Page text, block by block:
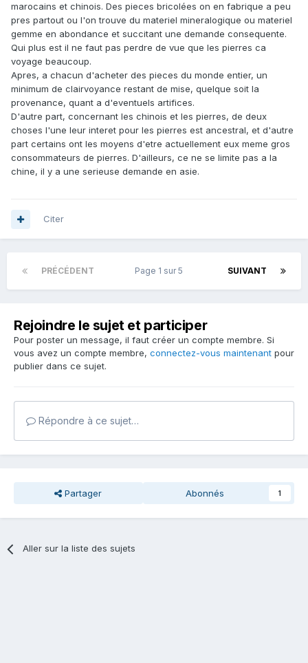
marocains et chinois. Des pieces bricolées on en fabrique a peu
pres partout ou l'on trouve du materiel mineralogique ou materiel
gemme en abondance et succitant une demande consequente.
Qui plus est il ne faut pas perdre de vue que les pierres ca
voyage beaucoup.
Apres, a chacun d'acheter des pieces du monde entier, un
minimum de clairvoyance restant de mise, quelque soit la
provenance, quant a d'eventuels artifices.
D'autre part, concernant les chinois et les pierres, de deux
choses l'une leur interet pour les pierres est ancestral, et d'autre
part certains ont les moyens d'etre actuellement eux meme gros
consommateurs de pierres. D'ailleurs, ce ne se limite pas a la
chine, il y a une serieuse demande en asie.
Citer
PRÉCÉDENT SUIVANT
Page 1 sur 5
Rejoindre le sujet et participer
Pour poster un message, il faut créer un compte membre. Si
vous avez un compte membre, connectez-vous maintenant pour
publier dans ce sujet.
Répondre à ce sujet…
Partager Abonnés 1
Aller sur la liste des sujets